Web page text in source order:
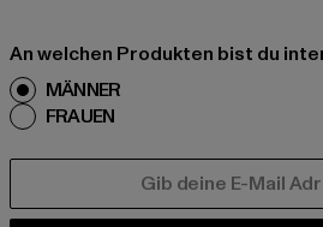
An welchen Produkten bist du
MÄNNER
FRAUEN